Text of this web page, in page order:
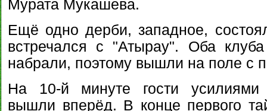
Мурата Мукашева.
Ещё одно дерби, западное,
встречался с "Атырау". Оба
набрали, поэтому вышли на поле с
На 10-й минуте гости усилиями
вышли вперёд. В конце первого